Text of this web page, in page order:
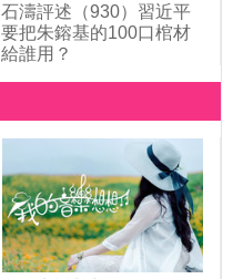
石濤評述（930）習近平
要把朱鎔基的100口棺材
給誰用？